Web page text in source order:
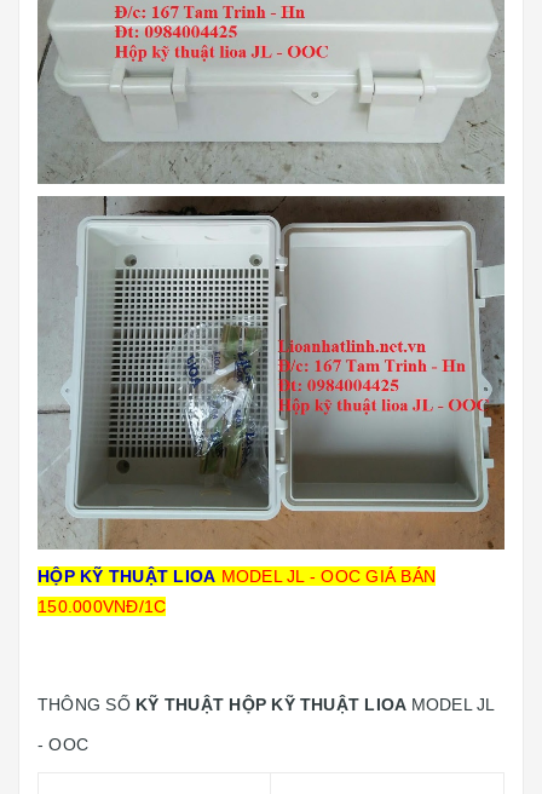
HỘP KỸ THUẬT LIOA MODEL JL - OOC GIÁ BÁN
150.000VNĐ/1C
THÔNG SỐ KỸ THUẬT HỘP KỸ THUẬT LIOA MODEL JL
- OOC